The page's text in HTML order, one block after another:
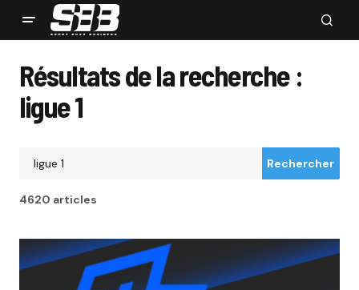
Résultats de la recherche :
ligue 1
Rechercher
4620 articles